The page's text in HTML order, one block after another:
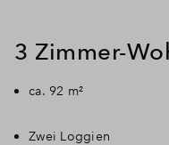
3 Zimmer-
ca. 92 m²
Zwei Loggien